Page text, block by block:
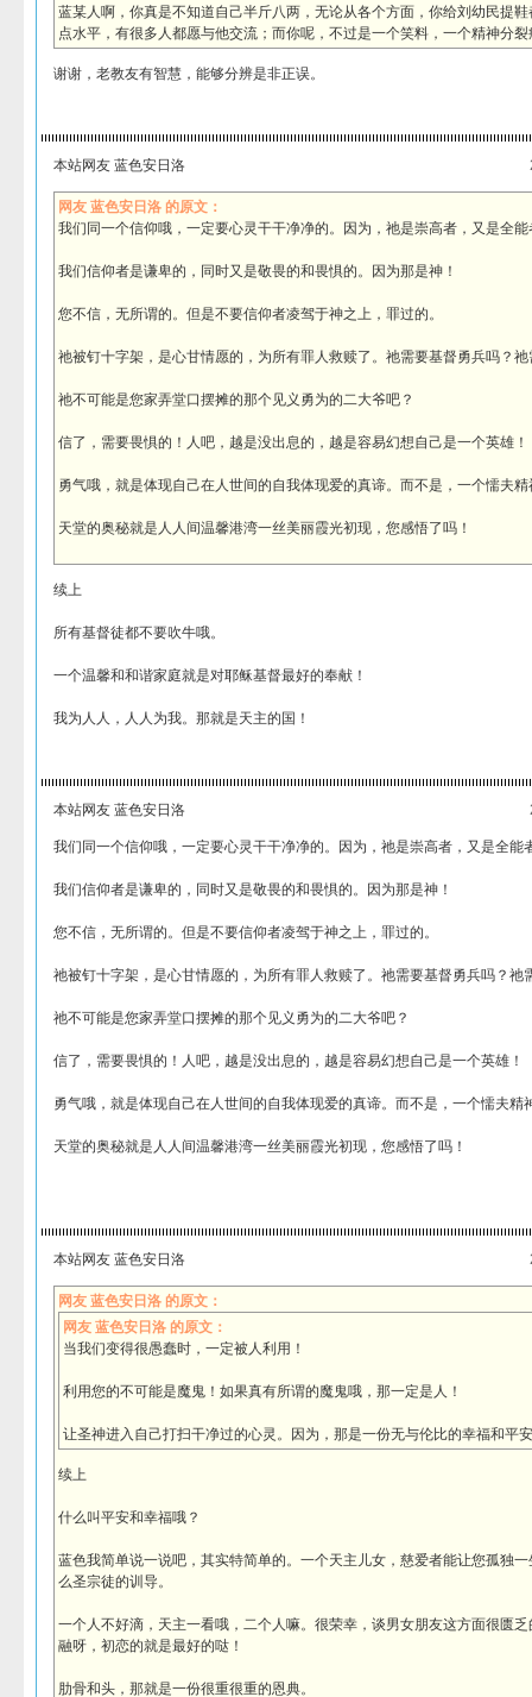
蓝某人啊，你真是不知道自己半斤八两，无论从各个方面，你给刘幼民提
点水平，有很多人都愿与他交流；而你呢，不过是一个笑料，一个精神分裂
谢谢，老教友有智慧，能够分辨是非正误。
本站网友 蓝色安日洛
网友 蓝色安日洛 的原文：
我们同一个信仰哦，一定要心灵干干净净的。因为，祂是崇高者，又是全
我们信仰者是谦卑的，同时又是敬畏的和畏惧的。因为那是神！
您不信，无所谓的。但是不要信仰者凌驾于神之上，罪过的。
祂被钉十字架，是心甘情愿的，为所有罪人救赎了。祂需要基督勇兵吗？
祂不可能是您家弄堂口摆摊的那个见义勇为的二大爷吧？
信了，需要畏惧的！人吧，越是没出息的，越是容易幻想自己是一个英雄！
勇气哦，就是体现自己在人世间的自我体现爱的真谛。而不是，一个懦夫
天堂的奥秘就是人人间温馨港湾一丝美丽霞光初现，您感悟了吗！
续上
所有基督徒都不要吹牛哦。
一个温馨和和谐家庭就是对耶稣基督最好的奉献！
我为人人，人人为我。那就是天主的国！
本站网友 蓝色安日洛
我们同一个信仰哦，一定要心灵干干净净的。因为，祂是崇高者，又是全能
我们信仰者是谦卑的，同时又是敬畏的和畏惧的。因为那是神！
您不信，无所谓的。但是不要信仰者凌驾于神之上，罪过的。
祂被钉十字架，是心甘情愿的，为所有罪人救赎了。祂需要基督勇兵吗？祂
祂不可能是您家弄堂口摆摊的那个见义勇为的二大爷吧？
信了，需要畏惧的！人吧，越是没出息的，越是容易幻想自己是一个英雄！
勇气哦，就是体现自己在人世间的自我体现爱的真谛。而不是，一个懦夫精
天堂的奥秘就是人人间温馨港湾一丝美丽霞光初现，您感悟了吗！
本站网友 蓝色安日洛
网友 蓝色安日洛 的原文：
网友 蓝色安日洛 的原文：
当我们变得很愚蠢时，一定被人利用！
利用您的不可能是魔鬼！如果真有所谓的魔鬼哦，那一定是人！
让圣神进入自己打扫干净过的心灵。因为，那是一份无与伦比的幸福和
续上
什么叫平安和幸福哦？
蓝色我简单说一说吧，其实特简单的。一个天主儿女，慈爱者能让您孤独
么圣宗徒的训导。
一个人不好滴，天主一看哦，二个人嘛。很荣幸，谈男女朋友这方面很匮
融呀，初恋的就是最好的哒！
肋骨和头，那就是一份很重很重的恩典。